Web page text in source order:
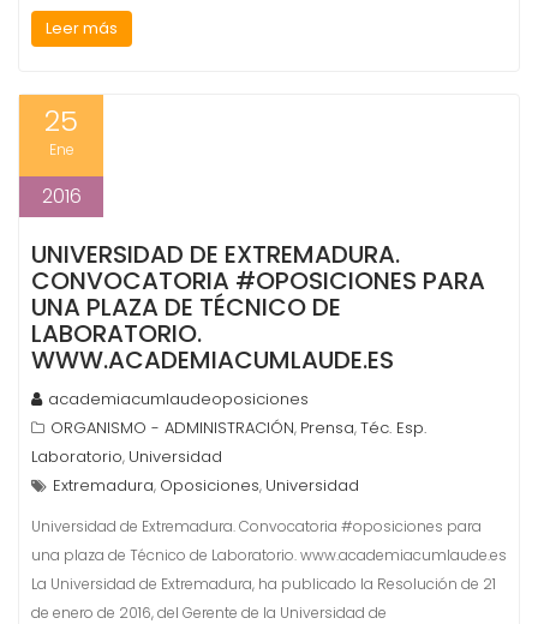
Leer más
25
Ene
2016
UNIVERSIDAD DE EXTREMADURA.
CONVOCATORIA #OPOSICIONES PARA
UNA PLAZA DE TÉCNICO DE
LABORATORIO.
WWW.ACADEMIACUMLAUDE.ES
academiacumlaudeoposiciones
ORGANISMO - ADMINISTRACIÓN, Prensa,Téc. Esp.
Laboratorio, Universidad
Extremadura, Oposiciones, Universidad
Universidad de Extremadura. Convocatoria #oposiciones para
una plaza de Técnico de Laboratorio. www.academiacumlaude.es
La Universidad de Extremadura, ha publicado la Resolución de 21
de enero de 2016, del Gerente de la Universidad de